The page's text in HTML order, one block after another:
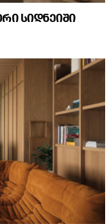
სიდნეიში